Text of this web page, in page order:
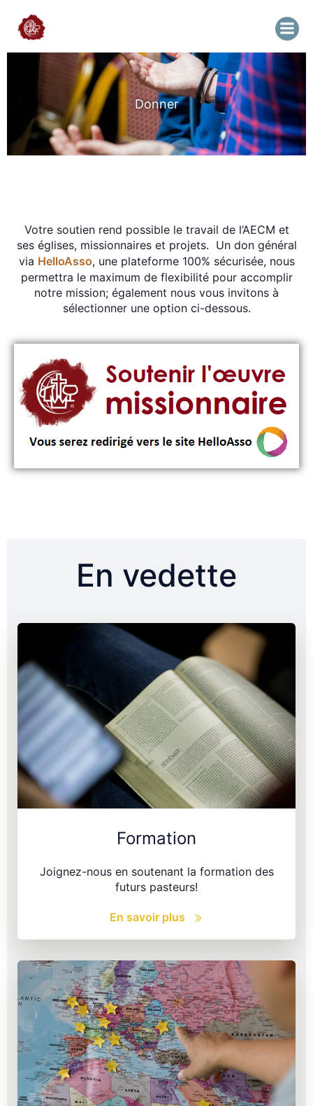
Donner
Votre soutien rend possible le travail de l’AECM et
ses églises, missionnaires et projets. Un don général
via HelloAsso, une plateforme 100% sécurisée, nous
permettra le maximum de flexibilité pour accomplir
notre mission; également nous vous invitons à
sélectionner une option ci-dessous.
En vedette
Formation
Joignez-nous en soutenant la formation des
futurs pasteurs!
En savoir plus